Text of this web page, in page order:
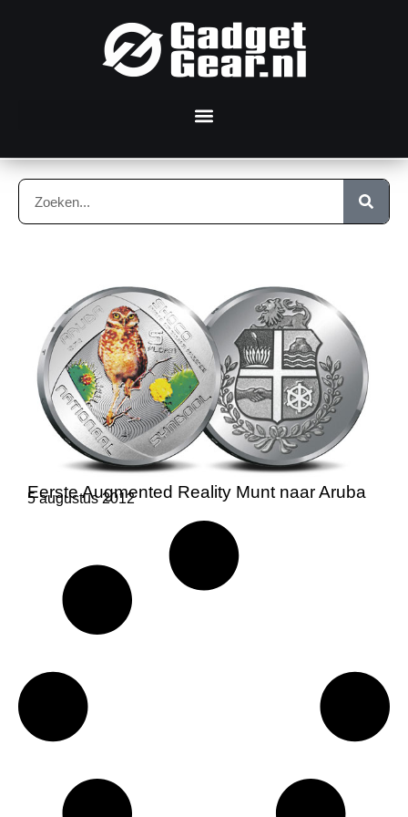
Eerste Augmented Reality Munt naar Aruba
5 augustus 2012